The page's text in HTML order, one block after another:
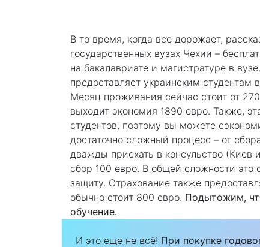
В то время, когда все дорожает,
государственных вузах Чехии –
на бакалавриате и магистратуре в
предоставляет украинским студентам
Месяц проживания сейчас стоит от
выходит экономия 1890 евро. Также,
студентов, поэтому вы можете
достаточно сложный процесс – от
дважды приехать в консульство (Киев
сбор 100 евро. В общей сложности
защиту. Страхование также
обычно стоит 800 евро. Подытожим,
обучение.
И это еще не всё! При покупке